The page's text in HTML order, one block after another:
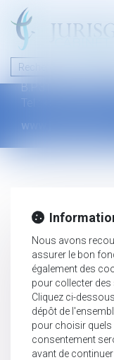
46 avenue de la
B.P.315 - 97327
Tel : +594 594 29
Nous avons
assurer le bon
également des
pour collecter des
Cliquez ci-
dépôt de
pour choisir
consentement
avant de